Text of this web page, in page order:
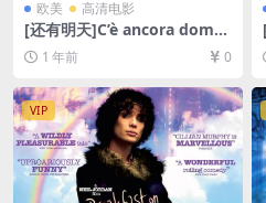
欧美 高清电影
[还有明天]C’è ancora doma
ni (2023)[百度网盘+夸克网盘
1080P超清未删减资源][网盘
在线播放/下载][MP4/7.6GB]
[中英字幕]
1 年前 0
VIP